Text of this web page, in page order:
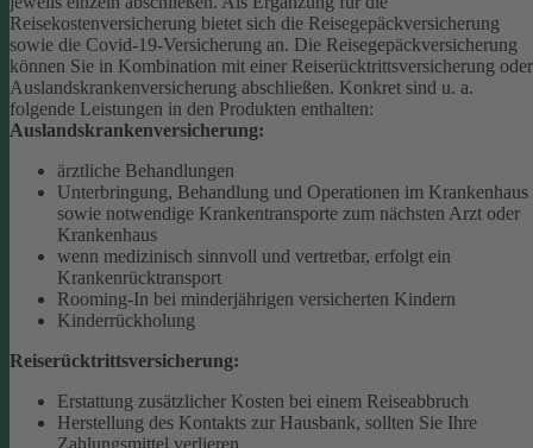
Reisekostenversicherung bietet sich die Reisegepäckversicherung
sowie die Covid-19-Versicherung an. Die Reisegepäckversicherung
können Sie in Kombination mit einer Reiserücktrittsversicherung oder
Auslandskrankenversicherung abschließen. Konkret sind u. a.
folgende Leistungen in den Produkten enthalten:
Auslandskrankenversicherung:
ärztliche Behandlungen
Unterbringung, Behandlung und Operationen im Krankenhaus
sowie notwendige Krankentransporte zum nächsten Arzt oder
Krankenhaus
wenn medizinisch sinnvoll und vertretbar, erfolgt ein
Krankenrücktransport
Rooming-In bei minderjährigen versicherten Kindern
Kinderrückholung
Reiserücktrittsversicherung:
Erstattung zusätzlicher Kosten bei einem Reiseabbruch
Herstellung des Kontakts zur Hausbank, sollten Sie Ihre